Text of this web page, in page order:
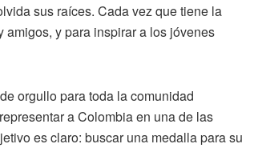
sus raíces. Cada vez que tiene la
amigos, y para inspirar a los jóvenes
orgullo para toda la comunidad
a Colombia en una de las
es claro: buscar una medalla para su